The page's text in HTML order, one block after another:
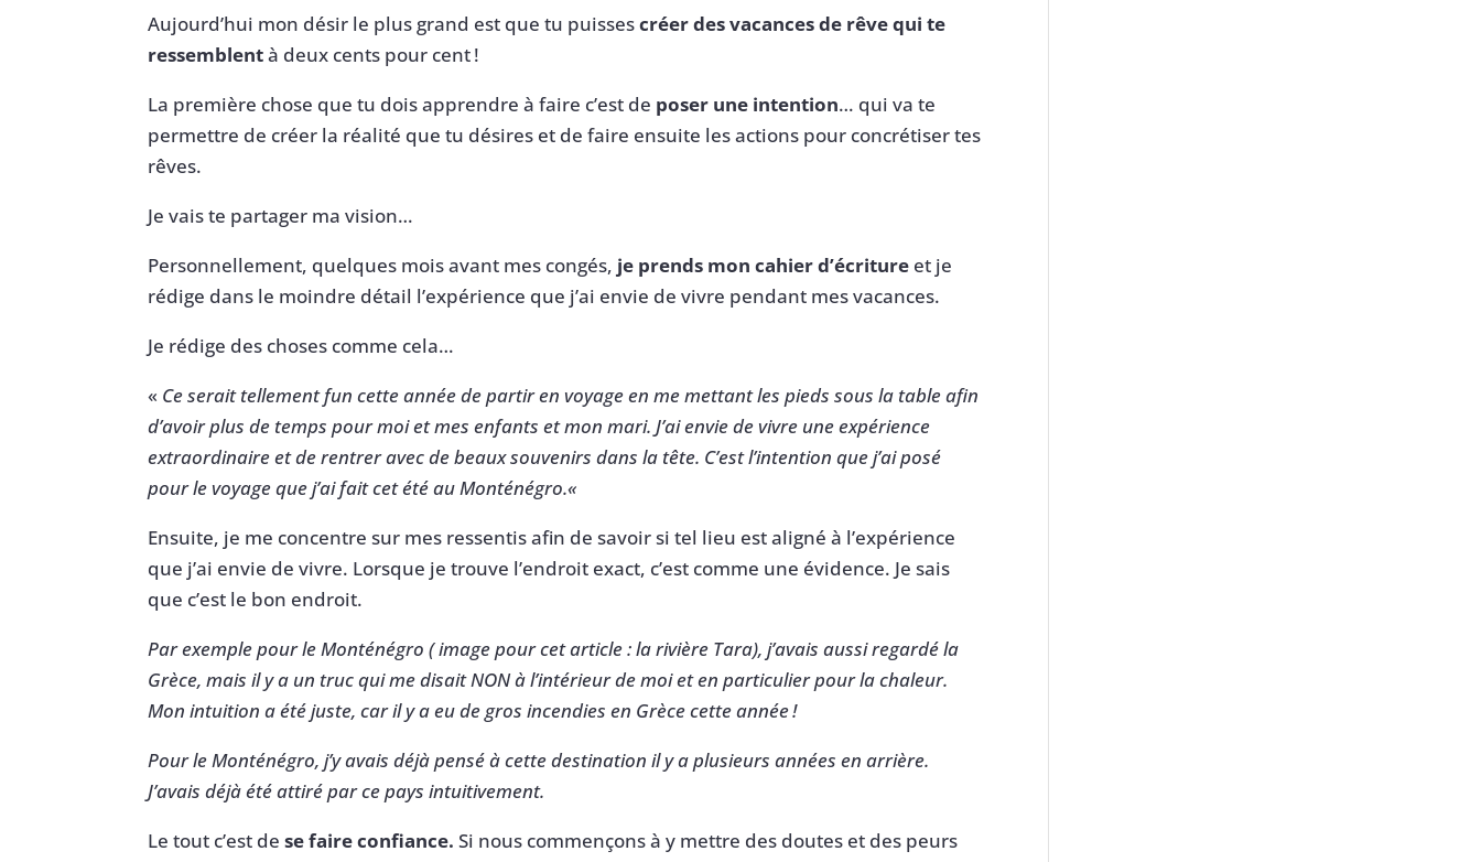
Aujourd’hui mon désir le plus grand est que tu puissescréer des vacances de rêve qui te
ressemblentà deux cents pour cent !
La première chose que tu dois apprendre à faire c’est de poser une intention… qui va te
permettre de créer la réalité que tu désires et de faire ensuite les actions pour concrétiser tes
rêves.
Je vais te partager ma vision…
Personnellement, quelques mois avant mes congés, je prends mon cahier d’écriture et je
rédige dans le moindre détail l’expérience que j’ai envie de vivre pendant mes vacances.
Je rédige des choses comme cela…
« Ce serait tellement fun cette année de partir en voyage en me mettant les pieds sous la table afin
d’avoir plus de temps pour moi et mes enfants et mon mari. J’ai envie de vivre une expérience
extraordinaire et de rentrer avec de beaux souvenirs dans la tête. C’est l’intention que j’ai posé
pour le voyage que j’ai fait cet été au Monténégro.«
Ensuite, je me concentre sur mes ressentis afin de savoir si tel lieu est aligné à l’expérience
que j’ai envie de vivre. Lorsque je trouve l’endroit exact, c’est comme une évidence. Je sais
que c’est le bon endroit.
Par exemple pour le Monténégro ( image pour cet article : la rivière Tara), j’avais aussi regardé la
Grèce, mais il y a un truc qui me disait NON à l’intérieur de moi et en particulier pour la chaleur.
Mon intuition a été juste, car il y a eu de gros incendies en Grèce cette année!
Pour le Monténégro, j’y avais déjà pensé à cette destination il y a plusieurs années en arrière.
J’avais déjà été attiré par ce pays intuitivement.
Le tout c’est dese faire confiance. Si nous commençons à y mettre des doutes et des peurs